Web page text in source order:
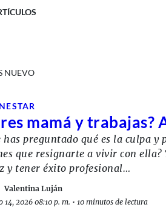
NUEVO
mamá y
has preguntado qué es la culpa
que resignarte a vivir con
y tener éxito profesional…
Valentina Luján
14, 2026 08:10 p. m. • 10 minutos de lectura